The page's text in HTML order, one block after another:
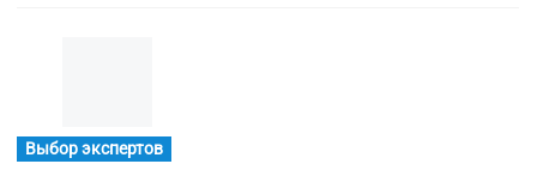
Выбор экспертов